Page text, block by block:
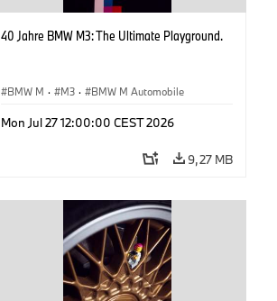
40 Jahre BMW M3: The Ultimate Playground.
BMW M · M3 · BMW M Automobile
Mon Jul 27 12:00:00 CEST 2026
9,27 MB